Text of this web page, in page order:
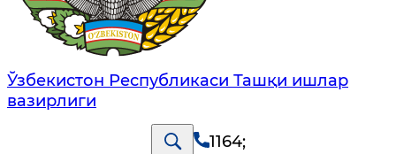
Ўзбекистон Республикаси Ташқи ишлар
вазирлиги
1164;